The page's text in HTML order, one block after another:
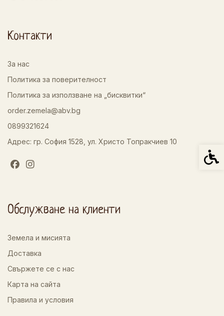
Контакти
За нас
Политика за поверителност
Политика за използване на „бисквитки“
order.zemela@abv.bg
0899321624
Адрес: гр. София 1528, ул. Христо Топракчиев 10
Обслужване на клиенти
Земела и мисията
Доставка
Свържете се с нас
Карта на сайта
Правила и условия